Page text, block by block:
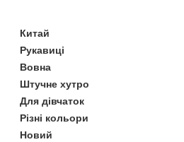
Китай
Рукавиці
Вовна
Штучне хутро
Для дівчаток
Різні кольори
Новий